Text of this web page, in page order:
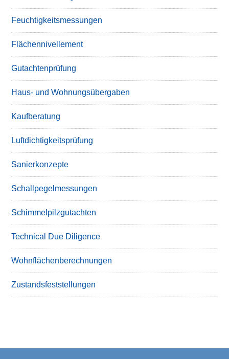
Feuchtigkeitsmessungen
Flächennivellement
Gutachtenprüfung
Haus- und Wohnungsübergaben
Kaufberatung
Luftdichtigkeitsprüfung
Sanierkonzepte
Schallpegelmessungen
Schimmelpilzgutachten
Technical Due Diligence
Wohnflächenberechnungen
Zustandsfeststellungen